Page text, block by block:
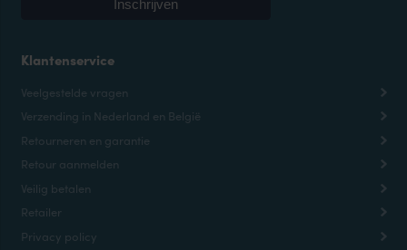
Klantenservice
Veelgestelde vragen
Verzending in Nederland en België
Retourneren en garantie
Retour aanmelden
Veilig betalen
Retailer
Privacy policy